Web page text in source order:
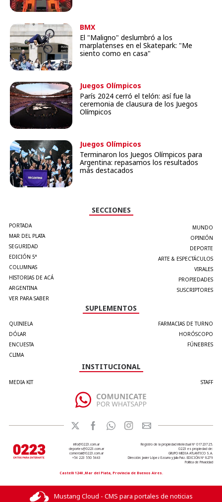
BMX
El "Maligno" deslumbró a los
marplatenses en el Skatepark: "Me
siento como en casa"
Juegos Olímpicos
París 2024 cerró el telón: así fue la
ceremonia de clausura de los Juegos
Olímpicos
Juegos Olímpicos
Terminaron los Juegos Olímpicos para
Argentina: repasamos los resultados
más destacados
SECCIONES
PORTADA
MAR DEL PLATA
SEGURIDAD
EDICIÓN 5°
COLUMNAS
HISTORIAS DE ACÁ
ARGENTINA
VER PARA SABER
MUNDO
OPINIÓN
DEPORTE
ARTE & ESPECTÁCULOS
VIRALES
PROPIEDADES
SUSCRIPTORES
SUPLEMENTOS
QUINIELA
DÓLAR
ENCUESTA
CLIMA
FARMACIAS DE TURNO
HORÓSCOPO
FÚNEBRES
INSTITUCIONAL
MEDIA KIT STAFF
info@0223.com.ar
deportes@0223.com.ar
comercial@0223.com.ar
+54 223 550 5443
Registro de la propiedad intelectual Nº 01723725.
0223 es propiedad de:
GRUPO MEDIA ATLANTICO S.A.
Dirección: Javier López Ezcurra y Julia Paiz. EDICIÓN Nº 8279
Política de Privacidad
Castelli 1240 ,Mar del Plata, Provincia de Buenos Aires.
Mustang Cloud - CMS para portales de noticias